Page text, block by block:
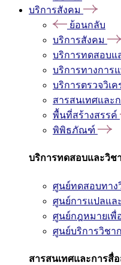
บริการสังคม
ย้อนกลับ
บริการสังคม
บริการทดสอบแ
บริการทางการ
บริการตรวจวิเ
สารสนเทศและ
พื้นที่สร้างสรรค์
พิพิธภัณฑ์
บริการทดสอบและวิช
ศูนย์ทดสอบทาง
ศูนย์การแปลแล
ศูนย์กฎหมายเพื่
ศูนย์บริการวิชา
สารสนเทศและการสื่